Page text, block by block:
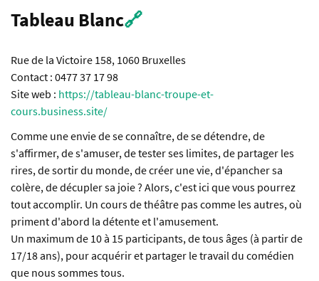
Tableau Blanc🔗
Rue de la Victoire 158, 1060 Bruxelles
Contact : 0477 37 17 98
Site web : https://tableau-blanc-troupe-et-
cours.business.site/
Comme une envie de se connaître, de se détendre, de
s'affirmer, de s'amuser, de tester ses limites, de partager les
rires, de sortir du monde, de créer une vie, d'épancher sa
colère, de décupler sa joie ? Alors, c'est ici que vous pourrez
tout accomplir. Un cours de théâtre pas comme les autres, où
priment d'abord la détente et l'amusement.
Un maximum de 10 à 15 participants, de tous âges (à partir de
17/18 ans), pour acquérir et partager le travail du comédien
que nous sommes tous.